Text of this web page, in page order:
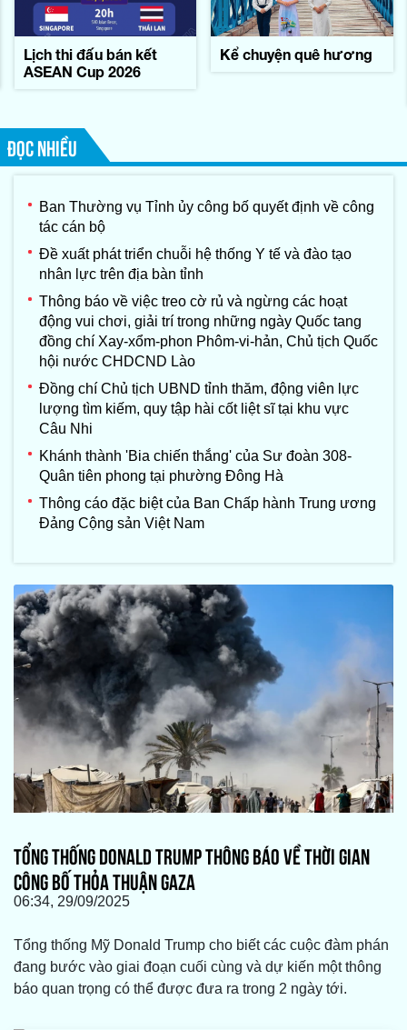
Lịch thi đấu bán kết
ASEAN Cup 2026
Kể chuyện quê hương
ĐỌC NHIỀU
Ban Thường vụ Tỉnh ủy công bố quyết định về công
tác cán bộ
Đề xuất phát triển chuỗi hệ thống Y tế và đào tạo
nhân lực trên địa bàn tỉnh
Thông báo về việc treo cờ rủ và ngừng các hoạt
động vui chơi, giải trí trong những ngày Quốc tang
đồng chí Xay-xổm-phon Phôm-vi-hản, Chủ tịch Quốc
hội nước CHDCND Lào
Đồng chí Chủ tịch UBND tỉnh thăm, động viên lực
lượng tìm kiếm, quy tập hài cốt liệt sĩ tại khu vực
Câu Nhi
Khánh thành 'Bia chiến thắng' của Sư đoàn 308-
Quân tiên phong tại phường Đông Hà
Thông cáo đặc biệt của Ban Chấp hành Trung ương
Đảng Cộng sản Việt Nam
TỔNG THỐNG DONALD TRUMP THÔNG BÁO VỀ THỜI GIAN
CÔNG BỐ THỎA THUẬN GAZA
06:34, 29/09/2025
Tổng thống Mỹ Donald Trump cho biết các cuộc đàm phán
đang bước vào giai đoạn cuối cùng và dự kiến một thông
báo quan trọng có thể được đưa ra trong 2 ngày tới.